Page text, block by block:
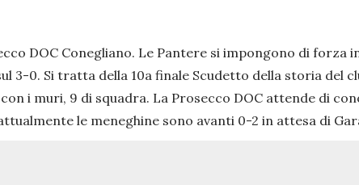
DOC Conegliano. Le Pantere si impongono di forza
0. Si tratta della 10a finale Scudetto della storia del
i muri, 9 di squadra. La Prosecco DOC attende di
le meneghine sono avanti 0-2 in attesa di